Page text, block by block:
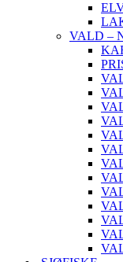
VALD –